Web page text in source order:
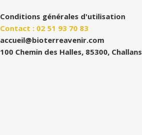
Conditions générales d'utilisation
Contact : 02 51 93 70 83
accueil@bioterreavenir.com
100 Chemin des Halles, 85300, Challans